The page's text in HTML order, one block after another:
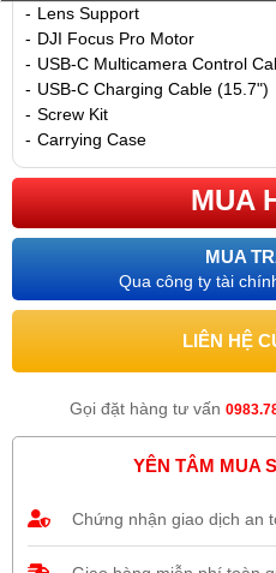
- Lens Support
- DJI Focus Pro Motor
- USB-C Multicamera Control
- USB-C Charging Cable (15.7")
- Screw Kit
- Carrying Case
MUA
MUA
Qua công ty tài
LIÊN HỆ
Gọi đặt hàng tư vấn
YÊN TÂM MUA
Chứng nhận giao dịch an